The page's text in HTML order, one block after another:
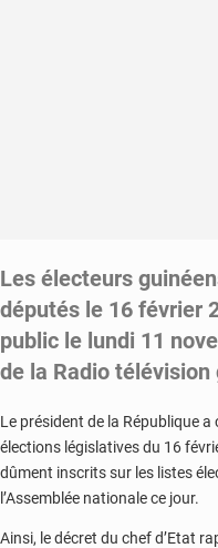
Les électeurs
députés le 16 février
public le lundi 11
de la Radio télévision
Le président de la République
élections législatives du 16
dûment inscrits sur les listes
l’Assemblée nationale ce jour.
Ainsi, le décret du chef d’Etat